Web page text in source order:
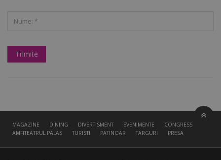
MAGAZINE DINING DIVERTISMENT EVENIMENTE
CONGRESS HALL
AMFITEATRUL PALAS
TURISTI PATINOAR TARGURI PRESA